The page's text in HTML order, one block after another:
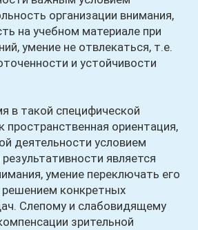
организации внимания,
на учебном материале при
умение не отвлекаться, т.е.
и устойчивости
такой специфической
пространственная ориентация,
деятельности условием
является
умение переключать его
решением конкретных
Слепому и слабовидящему
зрительной